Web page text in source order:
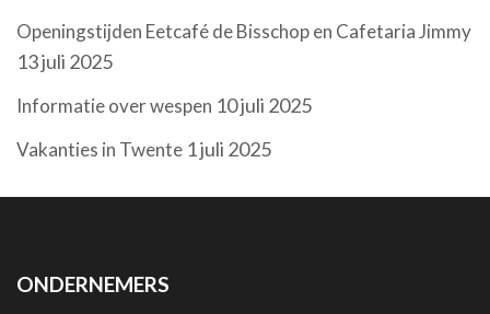
Openingstijden Eetcafé de Bisschop en Cafetaria Jimmy
13 juli 2025
Informatie over wespen 10 juli 2025
Vakanties in Twente 1 juli 2025
ONDERNEMERS